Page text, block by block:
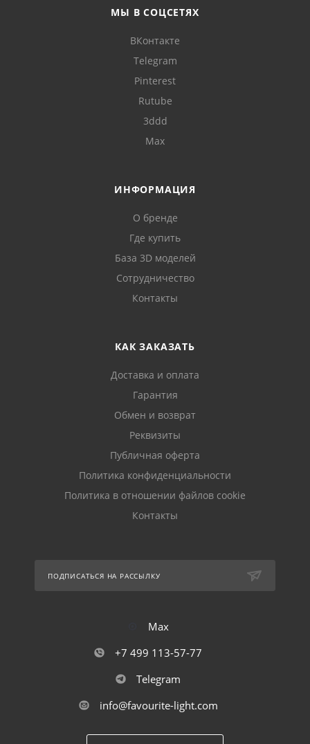
МЫ В СОЦСЕТЯХ
ВКонтакте
Telegram
Pinterest
Rutube
3ddd
Max
ИНФОРМАЦИЯ
О бренде
Где купить
База 3D моделей
Сотрудничество
Контакты
КАК ЗАКАЗАТЬ
Доставка и оплата
Гарантия
Обмен и возврат
Реквизиты
Публичная оферта
Политика конфиденциальности
Политика в отношении файлов cookie
Контакты
ПОДПИСАТЬСЯ НА РАССЫЛКУ
Max
+7 499 113-57-77
Telegram
info@favourite-light.com